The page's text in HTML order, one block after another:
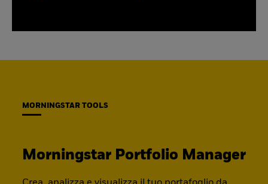
MORNINGSTAR TOOLS
Morningstar Portfolio Manager